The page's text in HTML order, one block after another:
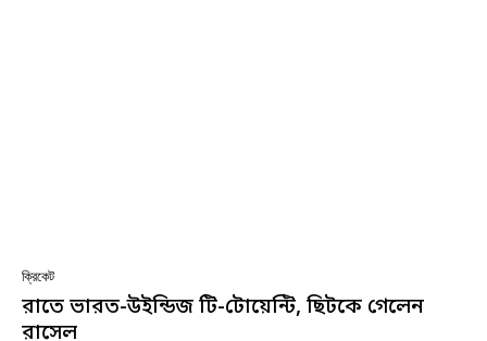
ক্রিকেট
রাতে ভারত-উইন্ডিজ টি-টোয়েন্টি, ছিটকে গেলেন
রাসেল